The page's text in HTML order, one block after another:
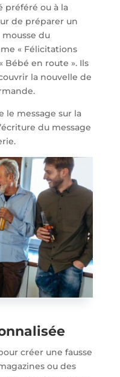
préféré ou à la
de préparer un
mousse du
« Félicitations
Bébé en route ». Ils
la nouvelle de
le message sur la
du message
créer une fausse
ou des